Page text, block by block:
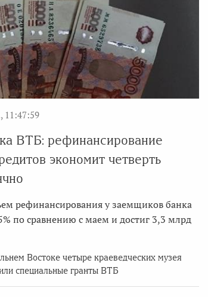
11:47:59
ВТБ: рефинансирование
экономит четверть
рефинансирования у заемщиков банка
по сравнению с маем и достиг 3,3 млрд
Востоке четыре краеведческих музея
специальные гранты ВТБ